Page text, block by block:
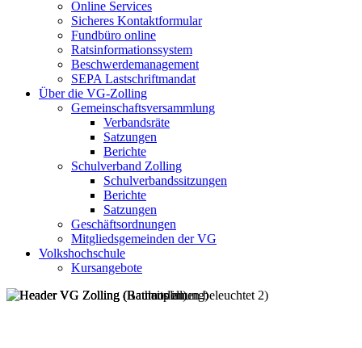
Online Services
Sicheres Kontaktformular
Fundbüro online
Ratsinformationssystem
Beschwerdemanagement
SEPA Lastschriftmandat
Über die VG-Zolling
Gemeinschaftsversammlung
Verbandsräte
Satzungen
Berichte
Schulverband Zolling
Schulverbandssitzungen
Berichte
Satzungen
Geschäftsordnungen
Mitgliedsgemeinden der VG
Volkshochschule
Kursangebote